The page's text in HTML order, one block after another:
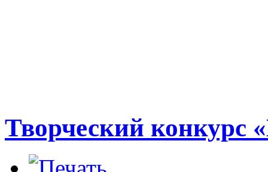
Творческий конкурс